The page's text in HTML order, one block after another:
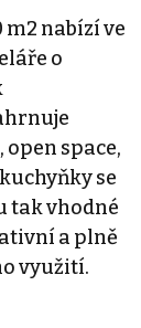
m2 nabízí ve
o
space,
se
tak vhodné
a plně
využití.